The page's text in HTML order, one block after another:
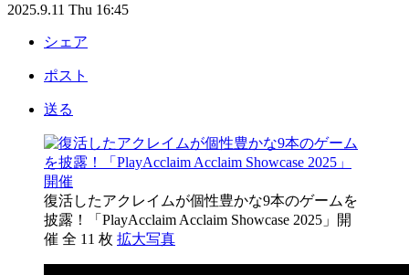
2025.9.11 Thu 16:45
シェア
ポスト
送る
復活したアクレイムが個性豊かな9本のゲームを
披露！「PlayAcclaim Acclaim Showcase 2025」開
催 全 11 枚 拡大写真